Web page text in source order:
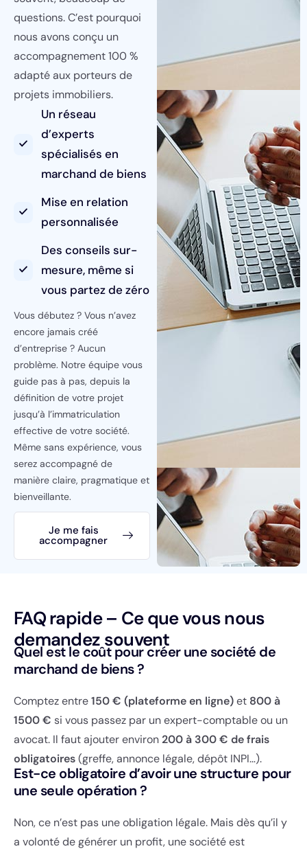
questions. C’est pourquoi
nous avons conçu un
accompagnement 100 %
adapté aux porteurs de
projets immobiliers.
Un réseau
d’experts
spécialisés en
marchand de biens
Mise en relation
personnalisée
Des conseils sur-
mesure, même si
vous partez de zéro
Vous débutez ? Vous n’avez
encore jamais créé
d’entreprise ? Aucun
problème. Notre équipe vous
guide pas à pas, depuis la
définition de votre projet
jusqu’à l’immatriculation
effective de votre société.
Même sans expérience, vous
serez accompagné de
manière claire, pragmatique et
bienveillante.
Je me fais
accompagner
FAQ rapide – Ce que vous nous
demandez souvent
Quel est le coût pour créer une société de
marchand de biens ?
Comptez entre150 € (plateforme en ligne)et 800 à
1500 € si vous passez par un expert-comptable ou un
avocat. Il faut ajouter environ 200 à 300 € de frais
obligatoires(greffe, annonce légale, dépôt INPI…).
Est-ce obligatoire d’avoir une structure pour
une seule opération ?
Non, ce n’est pas une obligation légale. Mais dès qu’il y
a volonté de générer un profit, une société est